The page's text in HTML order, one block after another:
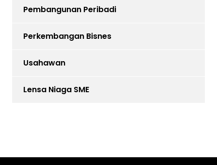
Pembangunan Peribadi
Perkembangan Bisnes
Usahawan
Lensa Niaga SME